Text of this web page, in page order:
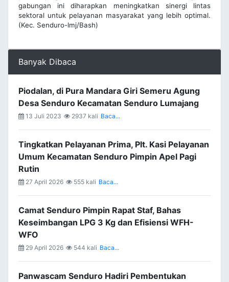
gabungan ini diharapkan meningkatkan sinergi lintas
sektoral untuk pelayanan masyarakat yang lebih optimal.
(Kec. Senduro-lmj/Bash)
Banyak Dibaca
Piodalan, di Pura Mandara Giri Semeru Agung
Desa Senduro Kecamatan Senduro Lumajang
13 Juli 2023 2937 kali Baca...
Tingkatkan Pelayanan Prima, Plt. Kasi Pelayanan
Umum Kecamatan Senduro Pimpin Apel Pagi
Rutin
27 April 2026 555 kali Baca...
Camat Senduro Pimpin Rapat Staf, Bahas
Keseimbangan LPG 3 Kg dan Efisiensi WFH-
WFO
29 April 2026 544 kali Baca...
Panwascam Senduro Hadiri Pembentukan